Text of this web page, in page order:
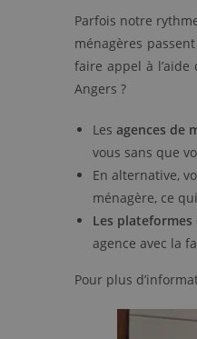
Parfois notre
ménagères
faire appel à
Angers ?
Les agences de
vous sans que
En alternative,
ménagère, ce
Les
agence avec la
Pour plus